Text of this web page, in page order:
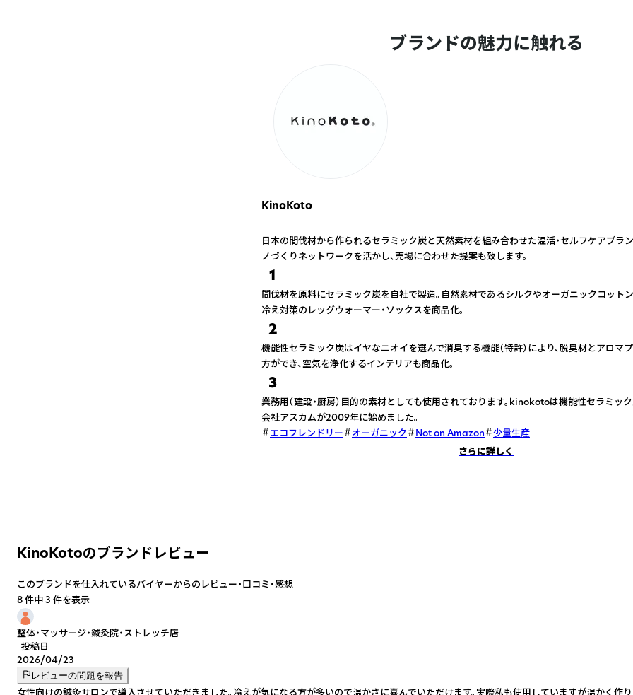
ブランドの魅力に触れる
KinoKoto
日本の間伐材から作られるセラミック炭と天然素材を組み合わせた温活・セルフケアブラ
ノづくりネットワークを活かし、売場に合わせた提案も致します。
1
間伐材を原料にセラミック炭を自社で製造。自然素材であるシルクやオーガニックコット
冷え対策のレッグウォーマー・ソックスを商品化。
2
機能性セラミック炭はイヤなニオイを選んで消臭する機能（特許）により、脱臭材とアロマ
方ができ、空気を浄化するインテリアも商品化。
3
業務用（建設・厨房）目的の素材としても使用されております。kinokotoは機能性セラミッ
会社アスカムが2009年に始めました。
エコフレンドリー
オーガニック Not on Amazon
少量生産
さらに詳しく
KinoKotoのブランドレビュー
このブランドを仕入れているバイヤーからのレビュー・口コミ・感想
8 件中 3 件を表示
整体・マッサージ・鍼灸院・ストレッチ店
投稿日
2026/04/23
レビューの問題を報告
女性向けの鍼灸サロンで導入させていただきました。冷えが気になる方が多いので温かさに喜んでいただけます。実際私も使用していますが温かく作